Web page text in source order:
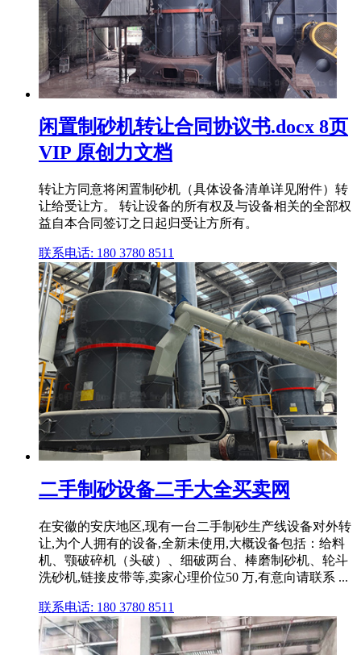
闲置制砂机转让合同协议书.docx 8页
VIP 原创力文档
转让方同意将闲置制砂机（具体设备清单详见附件）转
让给受让方。 转让设备的所有权及与设备相关的全部权
益自本合同签订之日起归受让方所有。
联系电话: 180 3780 8511
二手制砂设备二手大全买卖网
在安徽的安庆地区,现有一台二手制砂生产线设备对外转
让,为个人拥有的设备,全新未使用,大概设备包括：给料
机、颚破碎机（头破）、细破两台、棒磨制砂机、轮斗
洗砂机,链接皮带等,卖家心理价位50 万,有意向请联系 ...
联系电话: 180 3780 8511